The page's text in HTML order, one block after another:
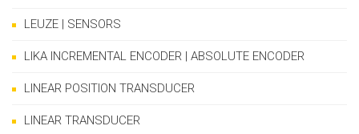
LEUZE | SENSORS
LIKA INCREMENTAL ENCODER | ABSOLUTE ENCODER
LINEAR POSITION TRANSDUCER
LINEAR TRANSDUCER